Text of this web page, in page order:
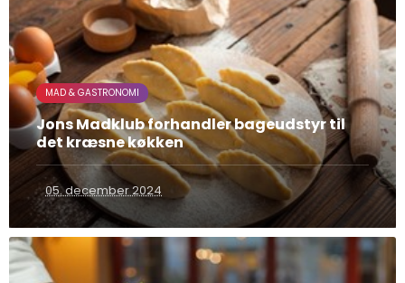
MAD & GASTRONOMI
Jons Madklub forhandler bageudstyr til
det kræsne køkken
05. december 2024